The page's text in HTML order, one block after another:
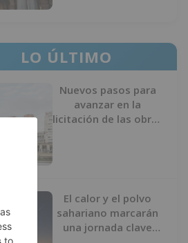
LO ÚLTIMO
Nuevos pasos para
avanzar en la
licitación de las obras
El calor y el polvo
sahariano marcarán
una jornada clave